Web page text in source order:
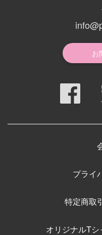
お
プライ
特定商取
オリジナルT